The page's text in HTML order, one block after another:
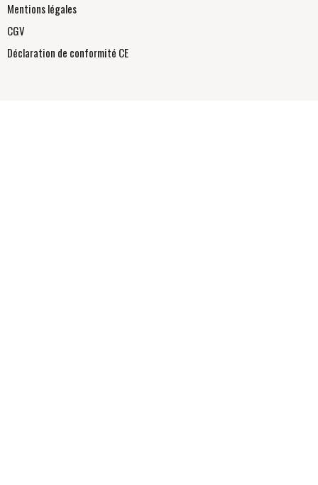
Mentions légales
CGV
Déclaration de conformité CE